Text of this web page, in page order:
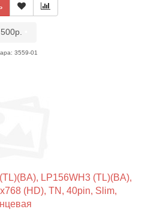
3559-01
LP156WH3 (TL)(BA),
(HD), TN, 40pin, Slim,